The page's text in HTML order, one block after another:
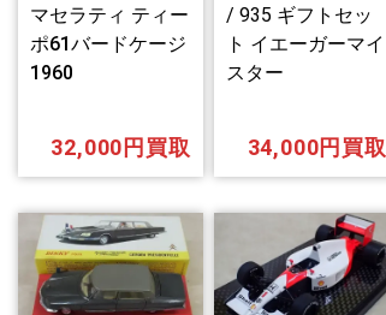
マセラティ ティー
ポ61バードケージ
1960
32,000円買取
/ 935 ギフトセッ
ト イエーガーマイ
スター
34,000円買取